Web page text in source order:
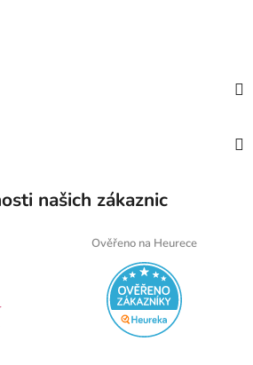
našich zákaznic
Ověřeno na Heurece